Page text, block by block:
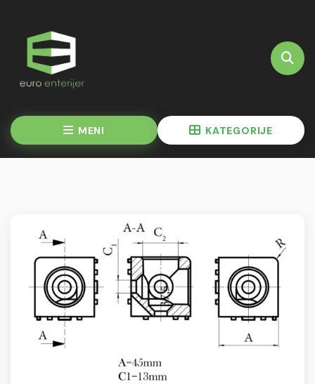
MENI KATEGORIJE